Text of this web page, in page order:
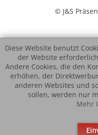
© J&S
Diese Website benutzt
der Website
Andere Cookies, die den
erhöhen, der
anderen Websites und
sollen, werden nur
Mehr